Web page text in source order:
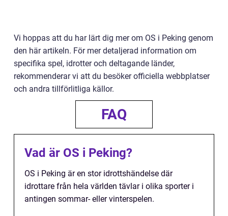
Vi hoppas att du har lärt dig mer om OS i Peking genom
den här artikeln. För mer detaljerad information om
specifika spel, idrotter och deltagande länder,
rekommenderar vi att du besöker officiella webbplatser
och andra tillförlitliga källor.
FAQ
Vad är OS i Peking?
OS i Peking är en stor idrottshändelse där
idrottare från hela världen tävlar i olika sporter i
antingen sommar- eller vinterspelen.